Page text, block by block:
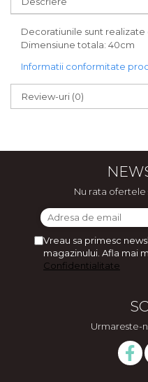
Bijuterii
CERCEI ZAMAC
Ateliere - planse cu nisip
Decoratiunile sunt realizate
Dimensiune totala: 40cm
Informatii conformitate
Review-uri (0)
Nu rata
Vreau sa primesc
magazinului. Afla mai
Confidentialitate
Urmareste-